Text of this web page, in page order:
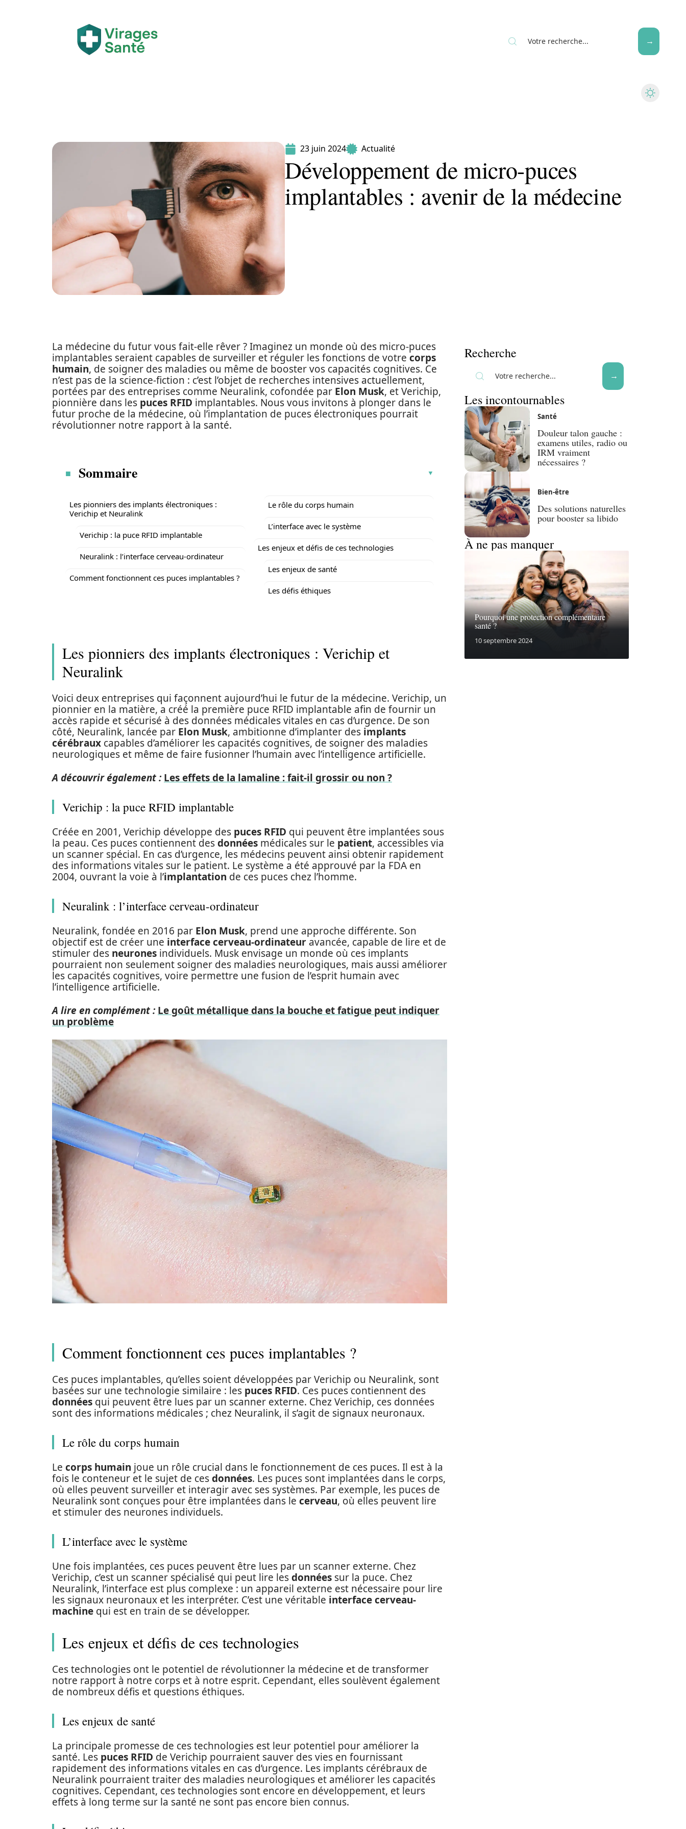
23 juin 2024 Actualité
Développement de micro-puces
implantables : avenir de la médecine
La médecine du futur vous fait-elle rêver ? Imaginez un monde où des micro-puces
implantables seraient capables de surveiller et réguler les fonctions de votre corps
humain, de soigner des maladies ou même de booster vos capacités cognitives. Ce
n’est pas de la science-fiction : c’est l’objet de recherches intensives actuellement,
portées par des entreprises comme Neuralink, cofondée par Elon Musk, et Verichip,
pionnière dans les puces RFID implantables. Nous vous invitons à plonger dans le
futur proche de la médecine, où l’implantation de puces électroniques pourrait
révolutionner notre rapport à la santé.
Sommaire
Les pionniers des implants électroniques :
Verichip et Neuralink
Verichip : la puce RFID implantable
Neuralink : l’interface cerveau-ordinateur
Comment fonctionnent ces puces implantables ?
Le rôle du corps humain
L’interface avec le système
Les enjeux et défis de ces technologies
Les enjeux de santé
Les défis éthiques
Les pionniers des implants électroniques : Verichip et
Neuralink
Voici deux entreprises qui façonnent aujourd’hui le futur de la médecine. Verichip, un
pionnier en la matière, a créé la première puce RFID implantable afin de fournir un
accès rapide et sécurisé à des données médicales vitales en cas d’urgence. De son
côté, Neuralink, lancée par Elon Musk, ambitionne d’implanter des implants
cérébraux capables d’améliorer les capacités cognitives, de soigner des maladies
neurologiques et même de faire fusionner l’humain avec l’intelligence artificielle.
A découvrir également : Les effets de la lamaline : fait-il grossir ou non ?
Verichip : la puce RFID implantable
Créée en 2001, Verichip développe des puces RFID qui peuvent être implantées sous
la peau. Ces puces contiennent desdonnées médicales sur le patient, accessibles via
un scanner spécial. En cas d’urgence, les médecins peuvent ainsi obtenir rapidement
des informations vitales sur le patient. Le système a été approuvé par la FDA en
2004, ouvrant la voie à l’implantation de ces puces chez l’homme.
Neuralink : l’interface cerveau-ordinateur
Neuralink, fondée en 2016 par Elon Musk, prend une approche différente. Son
objectif est de créer une interface cerveau-ordinateur avancée, capable de lire et de
stimuler des neurones individuels. Musk envisage un monde où ces implants
pourraient non seulement soigner des maladies neurologiques, mais aussi améliorer
les capacités cognitives, voire permettre une fusion de l’esprit humain avec
l’intelligence artificielle.
A lire en complément : Le goût métallique dans la bouche et fatigue peut indiquer
un problème
Comment fonctionnent ces puces implantables ?
Ces puces implantables, qu’elles soient développées par Verichip ou Neuralink, sont
basées sur une technologie similaire : les puces RFID. Ces puces contiennent des
données qui peuvent être lues par un scanner externe. Chez Verichip, ces données
sont des informations médicales ; chez Neuralink, il s’agit de signaux neuronaux.
Le rôle du corps humain
Le corps humain joue un rôle crucial dans le fonctionnement de ces puces. Il est à la
fois le conteneur et le sujet de cesdonnées. Les puces sont implantées dans le corps,
où elles peuvent surveiller et interagir avec ses systèmes. Par exemple, les puces de
Neuralink sont conçues pour être implantées dans le cerveau, où elles peuvent lire
et stimuler des neurones individuels.
L’interface avec le système
Une fois implantées, ces puces peuvent être lues par un scanner externe. Chez
Verichip, c’est un scanner spécialisé qui peut lire lesdonnées sur la puce. Chez
Neuralink, l’interface est plus complexe : un appareil externe est nécessaire pour lire
les signaux neuronaux et les interpréter. C’est une véritable interface cerveau-
machine qui est en train de se développer.
Les enjeux et défis de ces technologies
Ces technologies ont le potentiel de révolutionner la médecine et de transformer
notre rapport à notre corps et à notre esprit. Cependant, elles soulèvent également
de nombreux défis et questions éthiques.
Les enjeux de santé
La principale promesse de ces technologies est leur potentiel pour améliorer la
santé. Les puces RFID de Verichip pourraient sauver des vies en fournissant
rapidement des informations vitales en cas d’urgence. Les implants cérébraux de
Neuralink pourraient traiter des maladies neurologiques et améliorer les capacités
cognitives. Cependant, ces technologies sont encore en développement, et leurs
effets à long terme sur la santé ne sont pas encore bien connus.
Recherche
Les incontournables
Santé
Douleur talon gauche :
examens utiles, radio ou
IRM vraiment
nécessaires ?
Bien-être
Des solutions naturelles
pour booster sa libido
À ne pas manquer
Pourquoi une protection complémentaire
santé ?
10 septembre 2024